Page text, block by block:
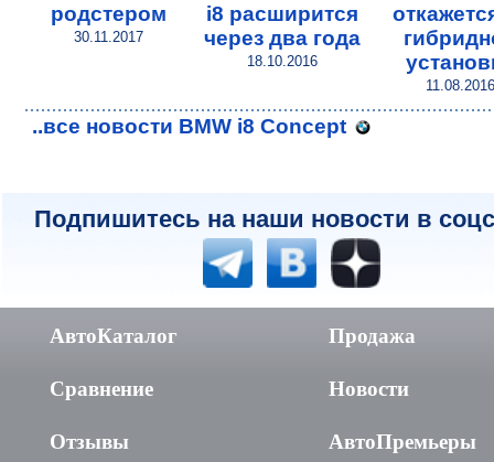
родстером
30.11.2017
i8 расширится
через два года
18.10.2016
11.08.2016
..все новости BMW i8 Concept
Подпишитесь на наши новости в
АвтоКаталог
Сравнение
Отзывы
Продажа
Новости
АвтоПремьеры